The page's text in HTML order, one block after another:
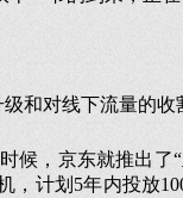
和对线下流量的收
候，京东就推出了
计划5年内投放